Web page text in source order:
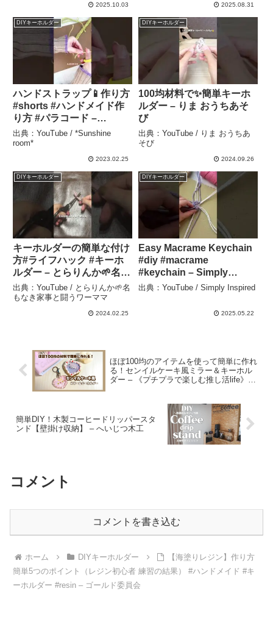
2025.10.03 2025.08.31
DIYキーホルダー
ハンドストラップ📱作り方
#shorts #ハンドメイド作
り方 #パラコード –
*Sunshine room*
出典：YouTube / *Sunshine
room*
2023.02.25
DIYキーホルダー
100均材料で✨簡単キーホ
ルダー – りま おうちあそ
び
出典：YouTube / りま おうちあ
そび
2024.09.26
DIYキーホルダー
キーホルダーの簡単な付け
方#ライフハック #キーホ
ルダー – とらりんか🌱名も
なき家事と闘うワーママ
出典：YouTube / とらりんか🌱名
もなき家事と闘うワーママ
2024.02.25
DIYキーホルダー
Easy Macrame Keychain
#diy #macrame
#keychain – Simply
Inspired
出典：YouTube / Simply Inspired
2025.05.22
ほぼ100均のアイテムを使って簡単に作れ
る！センイルケーキ風ミラー＆キーホル
ダー – 《プチプラで楽しむ推し活life》
簡単DIY！木製コーヒードリッパースタ
ンド【壁掛け収納】 – へいじつ木工
コメント
コメントを書き込む
ホーム DIYキーホルダー
【海塗りレジン】作り方
簡単5つのポイント（レジン初心者 練習の結果） #ハンドメイド #キ
ーホルダー #resin – ゴールド委員会